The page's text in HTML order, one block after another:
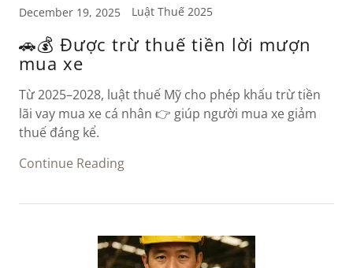
December 19, 2025 Luật Thuế 2025
🚗💰 Được trừ thuế tiền lời mượn
mua xe
Từ 2025–2028, luật thuế Mỹ cho phép khấu trừ tiền
lãi vay mua xe cá nhân 👉 giúp người mua xe giảm
thuế đáng kể.
Continue Reading